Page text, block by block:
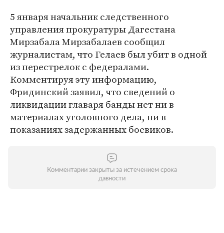
5 января начальник следственного
управления прокуратуры Дагестана
Мирзабала Мирзабалаев сообщил
журналистам, что Гелаев был убит в одной
из перестрелок с федералами.
Комментируя эту информацию,
Фридинский заявил, что сведений о
ликвидации главаря банды нет ни в
материалах уголовного дела, ни в
показаниях задержанных боевиков.
Комментарии закрыты за истечением срока
давности